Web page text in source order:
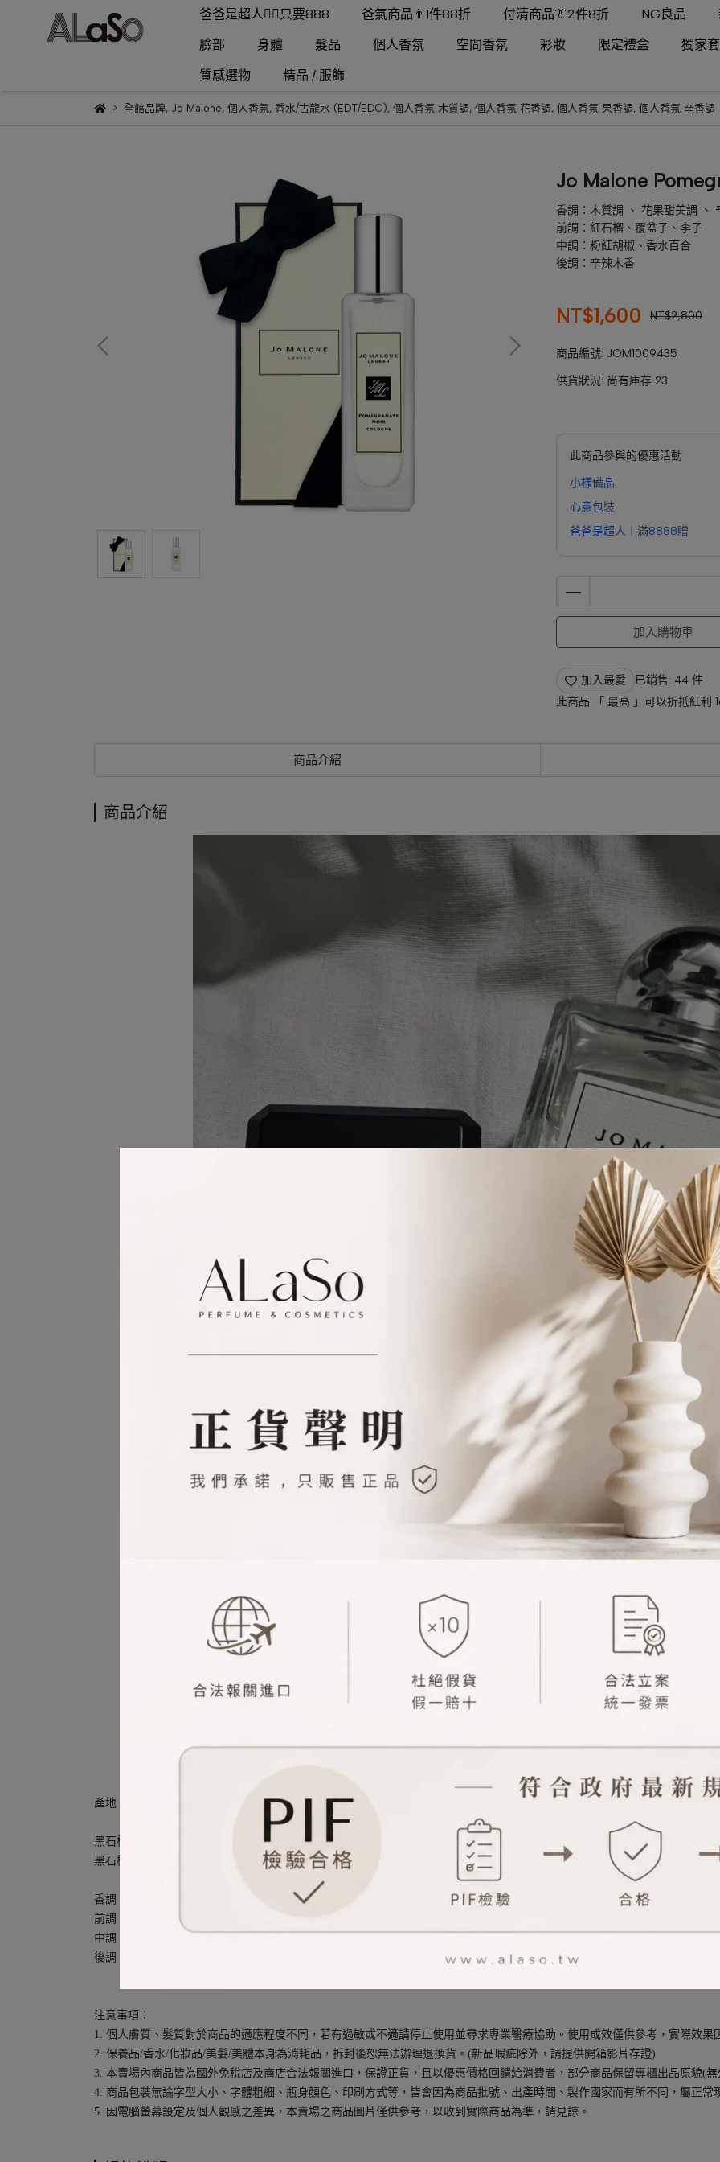
爸爸是超人🦸‍♂️只要888 爸氣商品👨1件88折 付清商品👔2件8折 NG良品
臉部
身體 髮品 個人香氛 空間香氛 彩妝 限定禮盒
獨家
質感選物
精品 / 服飾
全館品牌, Jo Malone, 個人香氛, 香水/古龍水 (EDT/EDC), 個人香氛 木質調, 個人香氛 花香調, 個人香氛 果香調, 個人香氛 辛香調
Jo Malone
香調：木質調 、 花果甜美調 、
前調：紅石榴、覆盆子、李子
中調：粉紅胡椒、香水百合
後調：辛辣木香
NT$1,600 NT$2,800
商品編號: JOM1009435
供貨狀況: 尚有庫存 23
此商品參與的優惠活動
小樣備品
心意包裝
爸爸是超人｜滿8888贈
加入購物車
加入最愛
已銷售: 44 件
此商品 「 最高 」可以折抵紅利
商品介紹
商品介紹
產地︰英國
黑石榴的魅力猶如一襲深紅色的真絲長裙，散發著石榴的神秘的引力
黑石榴馥郁可口與神秘莫測，木莓、洋李和石榴的香甜醬果香氣加上粉紅胡椒、香水百合和辛辣木香，交織成這款神秘魅惑的
香調：木質調 、 花果甜美調 、 辛辣調
前調：紅石榴、覆盆子、李子
中調：粉紅胡椒、香水百合
後調：辛辣木香
注意事項︰
1. 個人膚質、髮質對於商品的適應程度不同，若有過敏或不適請停止使用並尋求專業醫療協助。使用成效僅供參考，實際效果
2. 保養品/香水/化妝品/美髮/美體本身為消耗品，拆封後恕無法辦理退換貨。(新品瑕疵除外，請提供開箱影片存證)
3. 本賣場內商品皆為國外免稅店及商店合法報關進口，保證正貨，且以優惠價格回饋給消費者，部分商品保留專櫃出品原貌(
4. 商品包裝無論字型大小、字體粗細、瓶身顏色、印刷方式等，皆會因為商品批號、出產時間、製作國家而有所不同，屬正
5. 因電腦螢幕設定及個人觀感之差異，本賣場之商品圖片僅供參考，以收到實際商品為準，請見諒。